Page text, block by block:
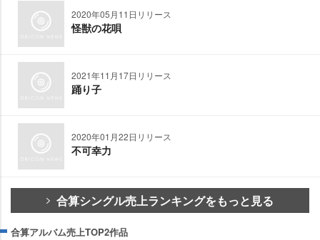
2020年05月11日リリース
怪獣の花唄
2021年11月17日リリース
踊り子
2020年01月22日リリース
不可幸力
合算シングル売上ランキングをもっと見る
合算アルバム売上TOP2作品